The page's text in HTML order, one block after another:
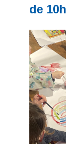
de